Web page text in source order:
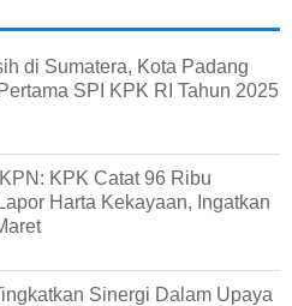
di Sumatera, Kota Padang
SPI KPK RI Tahun 2025
KPK Catat 96 Ribu
Harta Kekayaan, Ingatkan
Sinergi Dalam Upaya